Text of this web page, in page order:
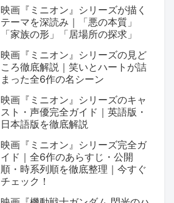
映画『ミニオン』シリーズが描く
テーマを深読み｜「悪の本質」
「家族の形」「居場所の探求」
映画『ミニオン』シリーズの見ど
ころ徹底解説｜笑いとハートが詰
まった全6作の名シーン
映画『ミニオン』シリーズのキャ
スト・声優完全ガイド｜英語版・
日本語版を徹底解説
映画『ミニオン』シリーズ完全ガ
イド｜全6作のあらすじ・公開
順・時系列順を徹底整理｜今すぐ
チェック！